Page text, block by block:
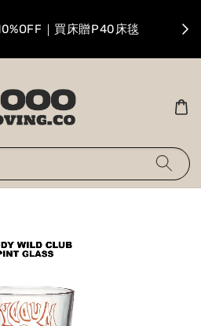
｜買床贈P40床毯